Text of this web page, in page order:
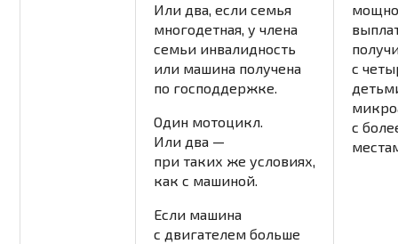
Или два, если семья
многодетная, у члена
семьи инвалидность
или машина получена
по господдержке.
Один мотоцикл.
Или два —
при таких же условиях,
как с машиной.
Если машина
с двигателем больше
с
с